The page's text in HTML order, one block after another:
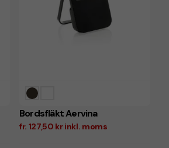
Bordsfläkt Aervina
fr. 127,50 kr inkl. moms